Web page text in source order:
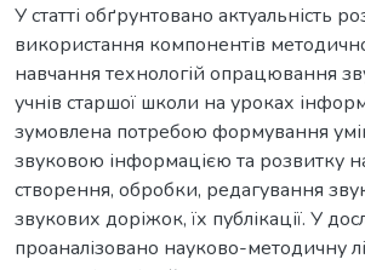
У статті обґрунтовано актуальність
використання компонентів
навчання технологій опрацювання
учнів старшої школи на уроках
зумовлена потребою формування
звуковою інформацією та розвитку
створення, обробки, редагування
звукових доріжок, їх публікації. У
проаналізовано науково-методичну